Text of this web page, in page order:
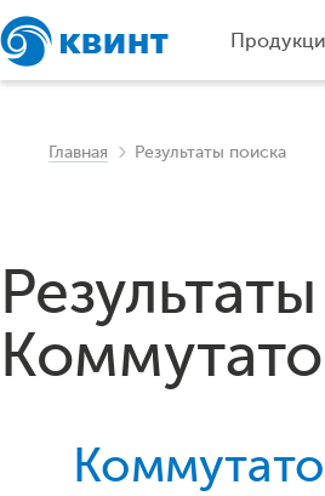
Главная Результаты поиска